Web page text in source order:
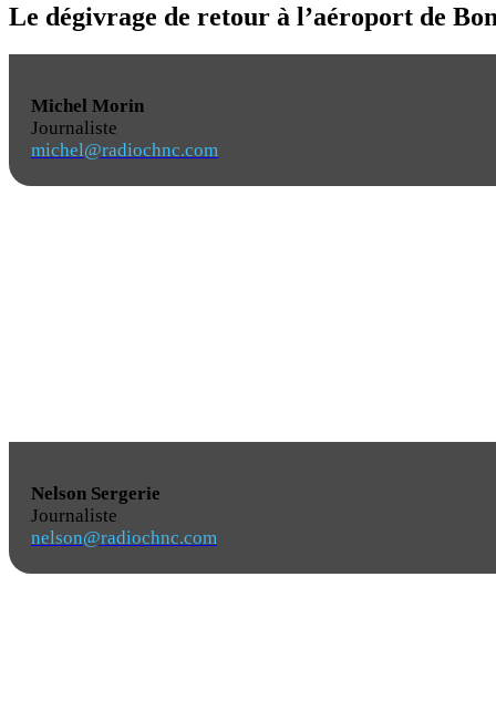
Le dégivrage de retour à l’aéroport de
Michel Morin
Journaliste
michel@radiochnc.com
Nelson Sergerie
Journaliste
nelson@radiochnc.com